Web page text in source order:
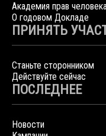
Академия прав
О годовом Докладе
ПРИНЯТЬ
Станьте сторонником
Действуйте сейчас
ПОСЛЕДНЕЕ
Новости